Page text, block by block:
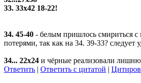
33. 33х42 18-22!
34. 45-40 - белым пришлось смириться с
потерями, так как на 34. 39-33? следует
34... 22х24 и чёрные реализовали
Ответить | Ответить с цитатой |